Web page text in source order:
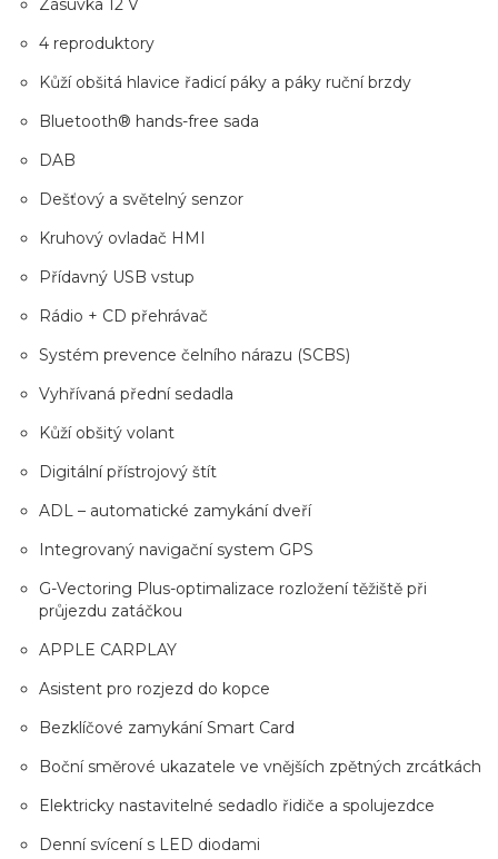
Zásuvka 12 V
4 reproduktory
Kůží obšitá hlavice řadicí páky a páky ruční brzdy
Bluetooth® hands-free sada
DAB
Dešťový a světelný senzor
Kruhový ovladač HMI
Přídavný USB vstup
Rádio + CD přehrávač
Systém prevence čelního nárazu (SCBS)
Vyhřívaná přední sedadla
Kůží obšitý volant
Digitální přístrojový štít
ADL – automatické zamykání dveří
Integrovaný navigační system GPS
G-Vectoring Plus-optimalizace rozložení těžiště při
průjezdu zatáčkou
APPLE CARPLAY
Asistent pro rozjezd do kopce
Bezklíčové zamykání Smart Card
Boční směrové ukazatele ve vnějších zpětných zrcátkách
Elektricky nastavitelné sedadlo řidiče a spolujezdce
Denní svícení s LED diodami